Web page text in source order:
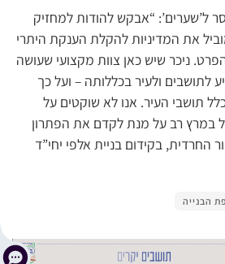
ל’שערים’: “אבקש להודות למחזיק
את המדיניות להקלת הענקת היתרי
ניכר שיש כאן צוות מקצועי שעושה
לתושבים ולעיר בכללותה – ועל כך
תושבי העיר. אנו לא שוקטים על
במרץ רב על מנת לקדם את הפתרון
החרדית, בקידום בניית אלפי יחי”ד
הבנייה